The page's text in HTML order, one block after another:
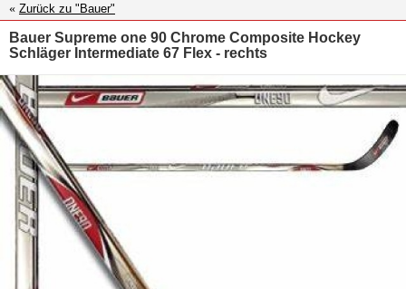
Zurück zu "Bauer"
Bauer Supreme one 90 Chrome Composite Hockey
Schläger Intermediate 67 Flex - rechts